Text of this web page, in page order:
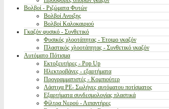
Βολβοί - Ριζώματα Φυτών
Βολβοί Ανοιξης
Βολβοί Καλοκαιριού
Γκαζόν φυσικό - Συνθετικό
Φυσικός χλοοτάπητας - Έτοιμο γκαζόν
Πλαστικός χλοοτάπητας - Συνθετικό γκαζόν
Αυτόματο Πότισμα
Εκτοξευτήρες - Pop Up
Ηλεκτροβάνες - εξαρτήματα
Προγραμματιστές - Κομπιούτερ
Λάστιχα PE- Σωλήνες αυτόματου ποτίσματος
Εξαρτήματα συνδεσμολογίας πλαστικά
Φίλτρα Νερού - Λιπαντήρες